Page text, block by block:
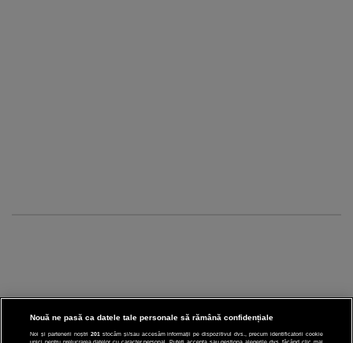
Nouă ne pasă ca datele tale personale să rămână confidențiale
Noi și partenerii noștri 201 stocăm și/sau accesăm informații pe dispozitivul dvs., precum identificatorii cookie
unici pentru prelucrarea datelor cu caracter personal. Puteți accepta sau gestiona alegerile dvs. făcând clic mai